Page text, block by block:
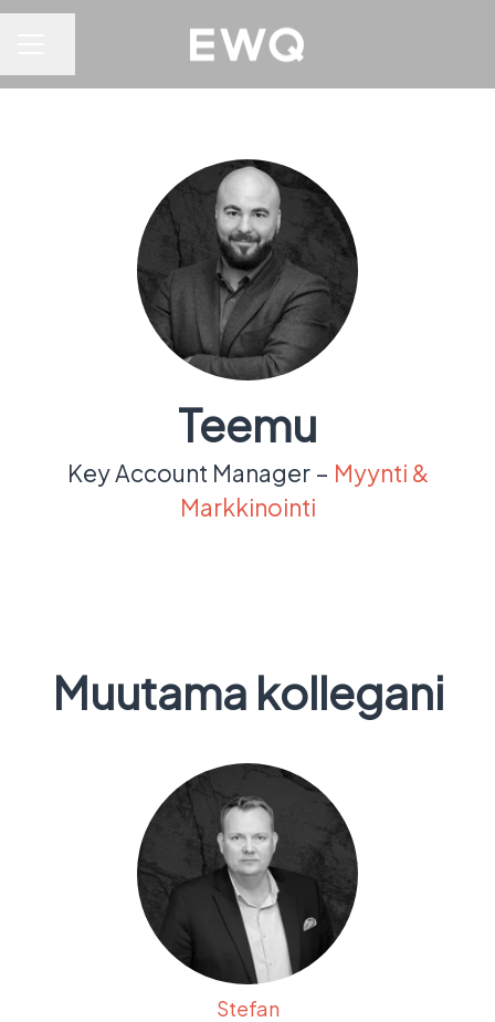
Teemu
Key Account Manager – Myynti &
Markkinointi
Muutama kollegani
Stefan